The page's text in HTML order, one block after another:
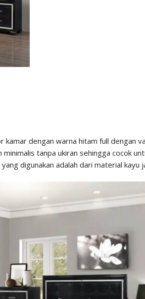
kamar dengan warna hitam full dengan
minimalis tanpa ukiran sehingga cocok
digunakan adalah dari material kayu